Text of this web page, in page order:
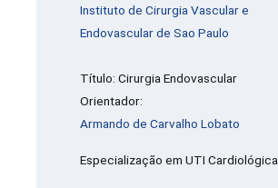
Instituto de Cirurgia Vascular e
Endovascular de Sao Paulo
Título: Cirurgia Endovascular
Orientador:
Armando de Carvalho Lobato
Especialização em UTI Cardiológica